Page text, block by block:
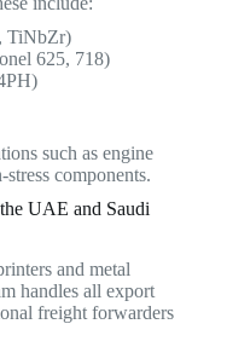
TiNbZr)
625, 718)
such as engine
components.
UAE and Saudi
and metal
handles all export
freight forwarders